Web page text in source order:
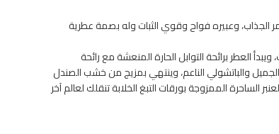
الجذاب، وعبيره فواح وقوي الثبات وله بصمة عطرية
العطر برائحة التوابل الحارة المنعشة مع رائحة
الجميل والباتشولي الناعم، وينتهي بمزيج من خشب الصندل
الساحرة الممزوجة بورقات التبغ الخلابة تنقلك لعالم آخر